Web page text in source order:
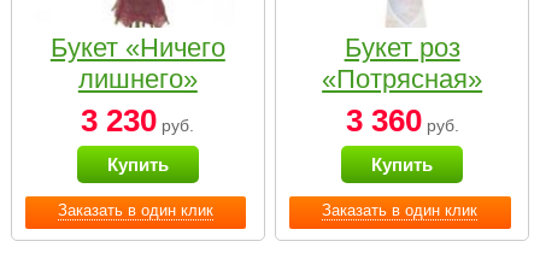
Заказать в один клик
Букет «Ничего
лишнего»
3 230 руб.
Купить
Заказать в один клик
Букет роз
«Потрясная»
3 360руб.
Купить